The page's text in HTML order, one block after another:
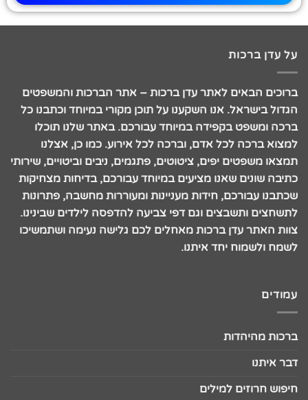
על עדן ברכות
ברוכים הבאים לאתר עדן ברכות – אתר הברכות והמשפטים
הגדול בישראל. אנו השקענו על תוכן מקורי במיוחד וכתבנו כל
ברכה ומשפט בקפידה במיוחד עבורכם. באתר שלנו תוכלו
למצוא ברכה לכל אדם, וברכה לכל אירוע. כמו כן, אצלנו
תמצאו משפטים יפים, ציטוטים, פתגמים, ניבים וביטויים, שירותי
כתיבה שונים שאנו מציעים במיוחד עבורכם, בדיחות מצחיקות
שכתבנו עבורכם, חידות מעניינות ומעוררות מחשבה, פתרונות
לתשחצים ותשבצים וגם דפי צביעה להדפסה לילדים שבינינו.
צוות האתר עדן ברכות מאחלים לכם גלישה נעימה ושתמשיכו
לשמח ולשמוח יחד איתנו.
עמודים
ברכות מהיהדות
דבר איתנו
חיפוש חרוזים למילים